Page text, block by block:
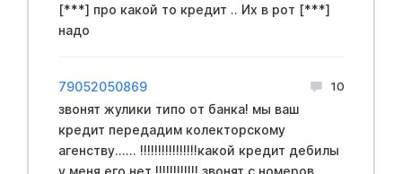
[***] про какой то кредит .. Их в рот [***]
надо
79052050869 10
звонят жулики типо от банка! мы ваш
кредит передадим колекторскому
агенству...... !!!!!!!!!!!!!!!!какой кредит дебилы
у меня его нет !!!!!!!!!!!! звонят с номеров